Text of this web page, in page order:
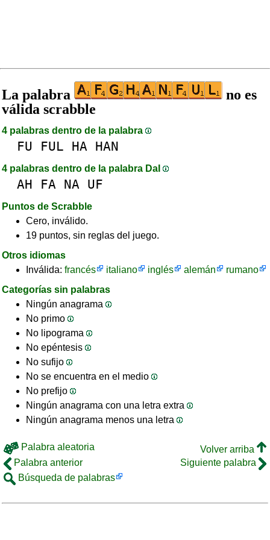
La palabra
no es
válida scrabble
4 palabras dentro de la palabra
FU FUL HA HAN
4 palabras dentro de la palabra DaI
AH FA NA UF
Puntos de Scrabble
Cero, inválido.
19 puntos, sin reglas del juego.
Otros idiomas
Inválida: francés italiano inglés alemán
rumano
Categorías sin palabras
Ningún anagrama
No primo
No lipograma
No epéntesis
No sufijo
No se encuentra en el medio
No prefijo
Ningún anagrama con una letra extra
Ningún anagrama menos una letra
Palabra aleatoria
Volver arriba
Palabra anterior
Siguiente palabra
Búsqueda de palabras